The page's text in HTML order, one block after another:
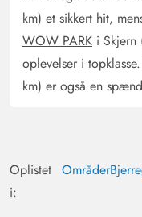
andre huse, så man
sidder på terrassen
Gast
udendørsområde til
Ugenert, med
km) et sikkert hit,
WOW PARK i
oplevelser i
km) er også en
Oplistet
i:
Områder